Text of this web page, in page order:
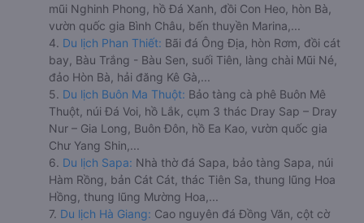
mũi Nghinh Phong, hồ Đá Xanh, đồi Con Heo, hòn Bà,
vườn quốc gia Bình Châu, bến thuyền Marina,...
4. Du lịch Phan Thiết: Bãi đá Ông Địa, hòn Rơm, đồi cát
bay, Bàu Trắng - Bàu Sen, suối Tiên, làng chài Mũi Né,
đảo Hòn Bà, hải đăng Kê Gà,...
5. Du lịch Buôn Ma Thuột: Bảo tàng cà phê Buôn Mê
Thuột, núi Đá Voi, hồ Lắk, cụm 3 thác Dray Sap – Dray
Nur – Gia Long, Buôn Đôn, hồ Ea Kao, vườn quốc gia
Chư Yang Shin,...
6. Du lịch Sapa: Nhà thờ đá Sapa, bảo tàng Sapa, núi
Hàm Rồng, bản Cát Cát, thác Tiên Sa, thung lũng Hoa
Hồng, thung lũng Mường Hoa,...
7. Du lịch Hà Giang: Cao nguyên đá Đồng Văn, cột cờ